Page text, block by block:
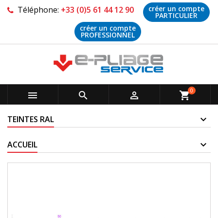
Téléphone: +33 (0)5 61 44 12 90 créer un compte
PARTICULIER
créer un compte
PROFESSIONNEL
   shopping_cart0
TEINTES RAL
ACCUEIL